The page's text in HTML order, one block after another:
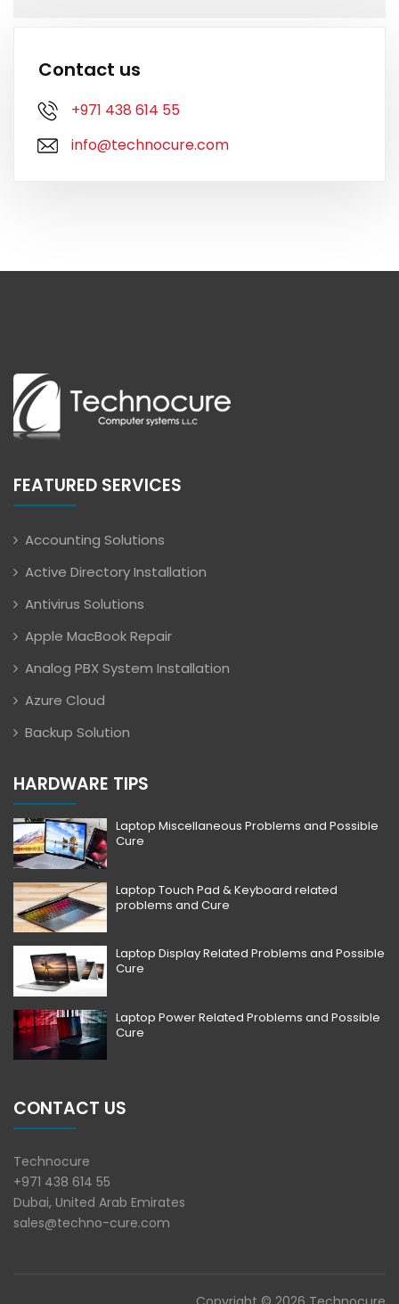
Contact us
+971 438 614 55
info@technocure.com
FEATURED SERVICES
Accounting Solutions
Active Directory Installation
Antivirus Solutions
Apple MacBook Repair
Analog PBX System Installation
Azure Cloud
Backup Solution
HARDWARE TIPS
Laptop Miscellaneous Problems and Possible
Cure
Laptop Touch Pad & Keyboard related
problems and Cure
Laptop Display Related Problems and Possible
Cure
Laptop Power Related Problems and Possible
Cure
CONTACT US
Technocure
+971 438 614 55
Dubai, United Arab Emirates
sales@techno-cure.com